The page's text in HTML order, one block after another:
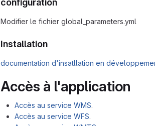
configuration
Modifier le fichier global_parameters.yml
Installation
documentation d'insatllation en
Accès à l'application
Accès au service WMS.
Accès au service WFS.